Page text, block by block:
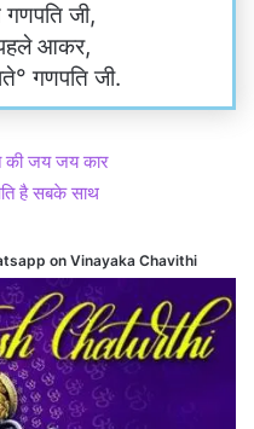
जी,
आकर,
गणपति जी.
की जय जय कार
है सबके साथ
on Vinayaka Chavithi